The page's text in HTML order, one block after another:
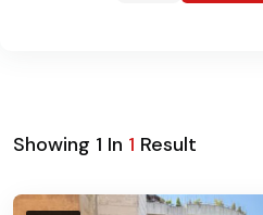
Showing 1 In 1 Result